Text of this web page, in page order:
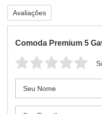
Avaliações
Comoda Premium 5